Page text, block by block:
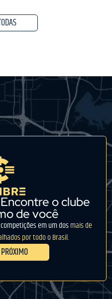
Encontre o clube
de você
em um dosmais de
por todo o Brasil.